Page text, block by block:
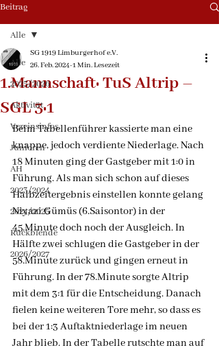
Beitrag
Alle
2025/2026
Aktivität
Vereinsinfos
Junioren
AH
2023/2024
2024/2025
Rückblende
2026/2027
Alle
1.Mannschaft: TuS Altrip –
SGL 3:1
SG 1919 Limburgerhof e.V.
26. Feb. 2024 1 Min. Lesezeit
Beim Tabellenführer kassierte man eine
knappe, jedoch verdiente Niederlage. Nach
18 Minuten ging der Gastgeber mit 1:0 in
Führung. Als man sich schon auf dieses
Halbzeitergebnis einstellen konnte gelang
Niyazi Gümüs (6.Saisontor) in der
45.Minute doch noch der Ausgleich. In
Hälfte zwei schlugen die Gastgeber in der
58.Minute zurück und gingen erneut in
Führung. In der 78.Minute sorgte Altrip
mit dem 3:1 für die Entscheidung. Danach
fielen keine weiteren Tore mehr, so dass es
bei der 1:3 Auftaktniederlage im neuen
Jahr blieb. In der Tabelle rutschte man auf